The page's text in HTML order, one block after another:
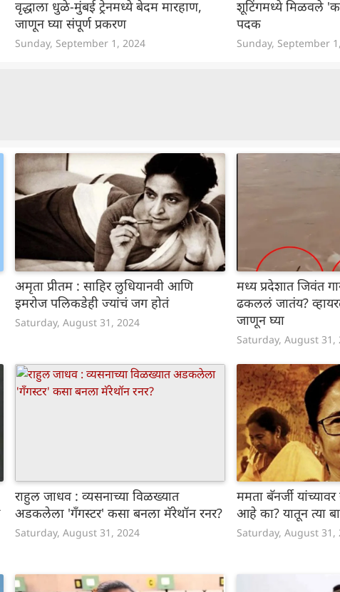
वृद्धाला धुळे-मुंबई ट्रेनमध्ये बेदम मारहाण,
जाणून घ्या संपूर्ण प्रकरण
Sunday, September 1, 2024
शूटिंगमध्ये मिळवले
पदक
Sunday, September
अमृता प्रीतम : साहिर लुधियानवी आणि
इमरोज पलिकडेही ज्यांचं जग होतं
Saturday, August 31, 2024
मध्य प्रदेशात जिवंत
ढकललं जातंय?
जाणून घ्या
Saturday, August 31,
राहुल जाधव : व्यसनाच्या विळख्यात
अडकलेला 'गँगस्टर' कसा बनला मॅरेथॉन रनर?
Saturday, August 31, 2024
ममता बॅनर्जी
आहे का? यातून त्या
Saturday, August 31,